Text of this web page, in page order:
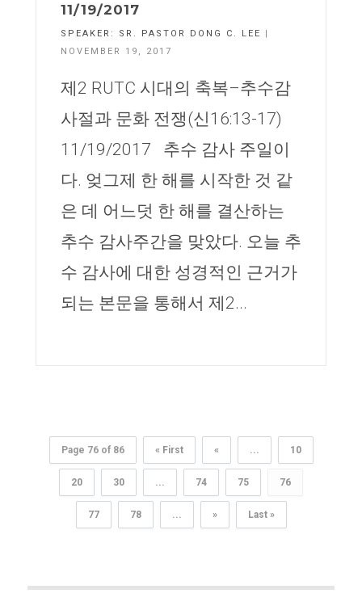
11/19/2017
SPEAKER: SR. PASTOR DONG C. LEE
|
NOVEMBER 19, 2017
제2 RUTC 시대의 축복–추수감
사절과 문화 전쟁(신16:13-17)
11/19/2017 추수 감사 주일이
다. 엊그제 한 해를 시작한 것 같
은 데 어느덧 한 해를 결산하는
추수 감사주간을 맞았다. 오늘 추
수 감사에 대한 성경적인 근거가
되는 본문을 통해서 제2...
Page 76 of 86 « First « ... 10
20 30 ... 74 75 76
77 78 ... » Last »